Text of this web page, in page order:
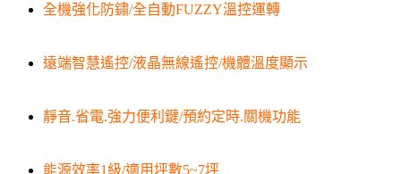
全機強化防鏽/全自動FUZZY溫控運轉
遠端智慧遙控/液晶無線遙控/機體溫度顯示
靜音.省電.強力便利鍵/預約定時.關機功能
能源效率1級/適用坪數5~7坪